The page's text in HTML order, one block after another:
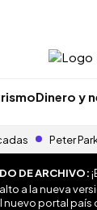
Dinero y
Peter
DE ARCHIVO:
a la nueva
nuevo portal